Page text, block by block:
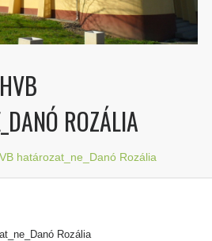
ROZÁLIA
határozat_ne_Danó Rozália
Rozália